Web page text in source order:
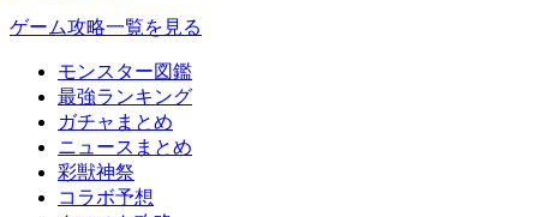
ゲーム攻略一覧を見る
モンスター図鑑
最強ランキング
ガチャまとめ
ニュースまとめ
彩獣神祭
コラボ予想